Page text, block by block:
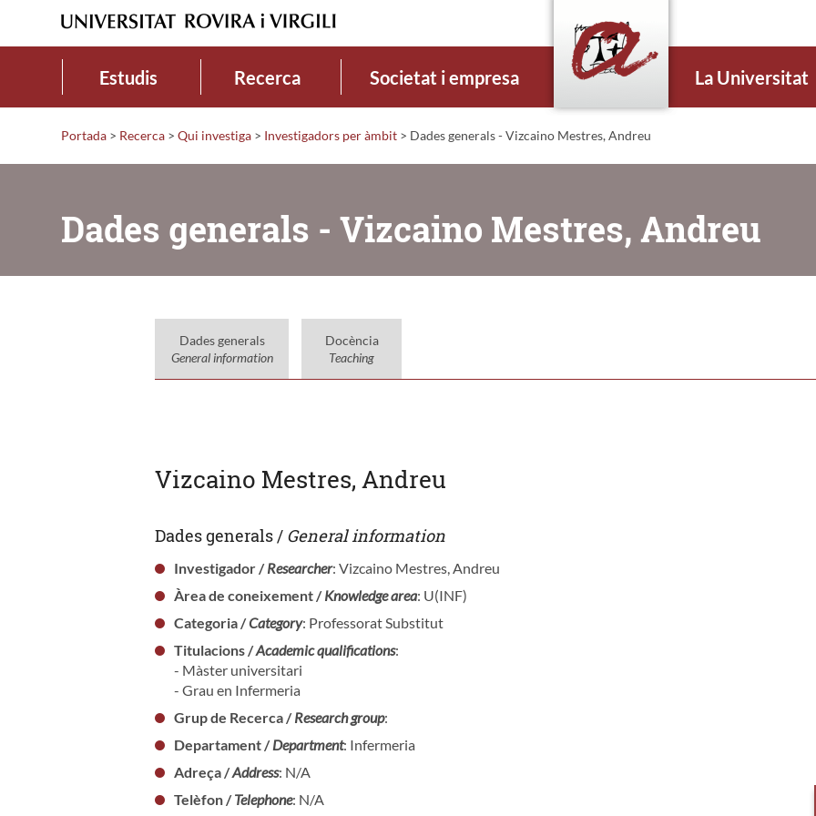
Estudis Recerca Societat i empresa La Universitat
Portada > Recerca > Qui investiga > Investigadors per àmbit > Dades generals - Vizcaino Mestres, Andreu
Dades generals - Vizcaino Mestres, Andreu
Dades generals
General information
Docència
Teaching
Vizcaino Mestres, Andreu
Dades generals / General information
Investigador /Researcher: Vizcaino Mestres, Andreu
Àrea de coneixement /Knowledge area: U(INF)
Categoria /Category: Professorat Substitut
Titulacions /Academic qualifications:
- Màster universitari
- Grau en Infermeria
Grup de Recerca /Research group:
Departament /Department: Infermeria
Adreça /Address: N/A
Telèfon /Telephone: N/A